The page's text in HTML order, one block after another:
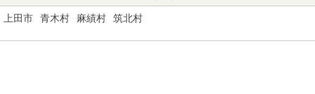
上田市 青木村 麻績村 筑北村